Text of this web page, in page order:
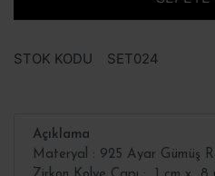
STOK KODU SET024
Açıklama
Materyal : 925 Ayar Gümüş